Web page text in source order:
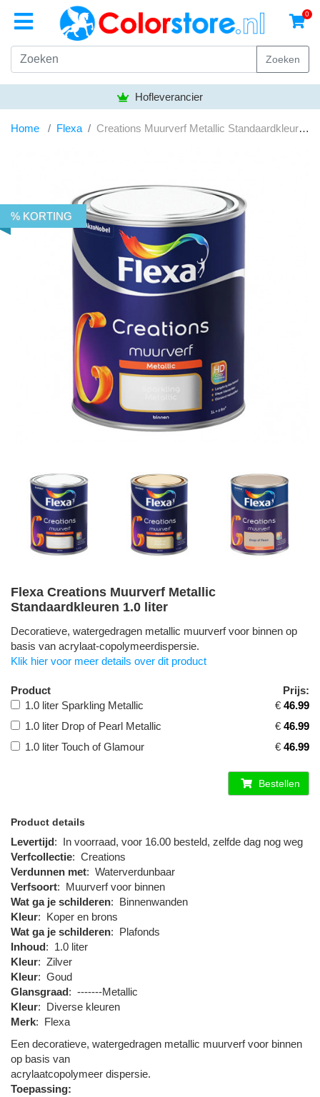
0
Zoeken
Hofleverancier
Home Flexa Creations Muurverf Metallic Standaardkleuren 1.0 liter
% KORTING
Flexa Creations Muurverf Metallic
Standaardkleuren 1.0 liter
Decoratieve, watergedragen metallic muurverf voor binnen op
basis van acrylaat-copolymeerdispersie.
Klik hier voor meer details over dit product
Product
Prijs:
1.0 liter Sparkling Metallic
€ 46.99
1.0 liter Drop of Pearl Metallic
€ 46.99
1.0 liter Touch of Glamour
€ 46.99
Bestellen
Product details
Levertijd: In voorraad, voor 16.00 besteld, zelfde dag nog weg
Verfcollectie: Creations
Verdunnen met: Waterverdunbaar
Verfsoort: Muurverf voor binnen
Wat ga je schilderen: Binnenwanden
Kleur: Koper en brons
Wat ga je schilderen: Plafonds
Inhoud: 1.0 liter
Kleur: Zilver
Kleur: Goud
Glansgraad: -------Metallic
Kleur: Diverse kleuren
Merk: Flexa
Een decoratieve, watergedragen metallic muurverf voor binnen
op basis van
acrylaatcopolymeer dispersie.
Toepassing: